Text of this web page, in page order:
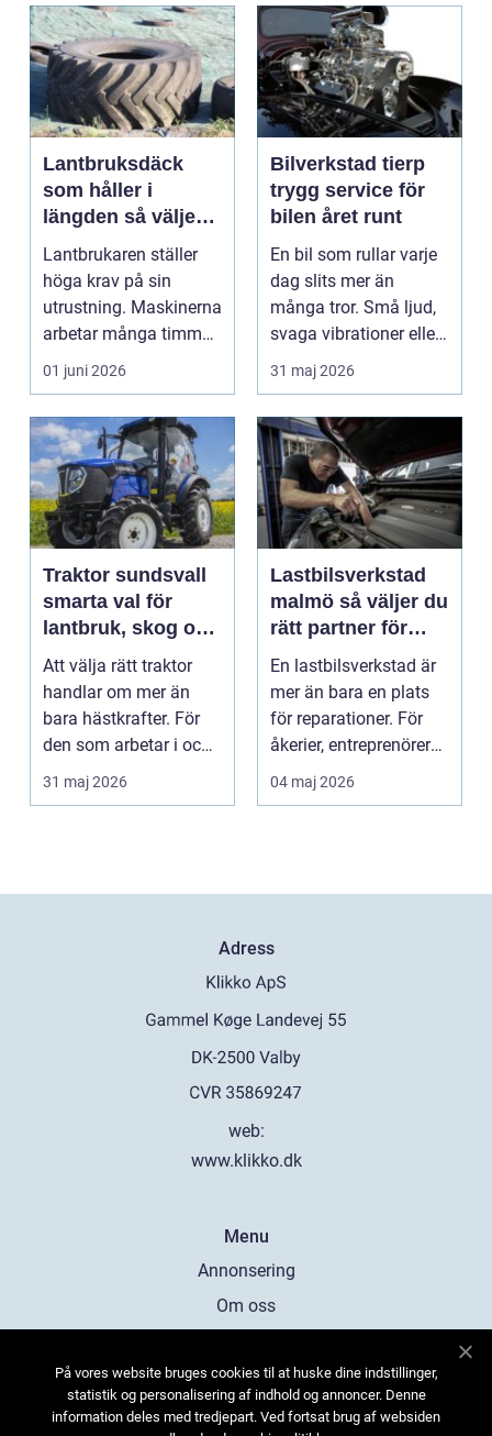
Lantbruksdäck
som håller i
längden så väljer
du rätt
Lantbrukaren ställer
höga krav på sin
utrustning. Maskinerna
arbetar många timmar,
ofta i tuff miljö...
01 juni 2026
Bilverkstad tierp
trygg service för
bilen året runt
En bil som rullar varje
dag slits mer än
många tror. Små ljud,
svaga vibrationer eller
en varningsla...
31 maj 2026
Traktor sundsvall
smarta val för
lantbruk, skog och
gårdsarbete
Att välja rätt traktor
handlar om mer än
bara hästkrafter. För
den som arbetar i och
runt Sundsvall ...
31 maj 2026
Lastbilsverkstad
malmö så väljer du
rätt partner för
tunga fordon
En lastbilsverkstad är
mer än bara en plats
för reparationer. För
åkerier, entreprenörer
och företag...
04 maj 2026
Adress
web:
www.klikko.dk
Menu
Annonsering
Om oss
Kontakta oss
Sitemap
På vores website bruges cookies til at huske dine indstillinger,
statistik og personalisering af indhold og annoncer. Denne
information deles med tredjepart. Ved fortsat brug af websiden